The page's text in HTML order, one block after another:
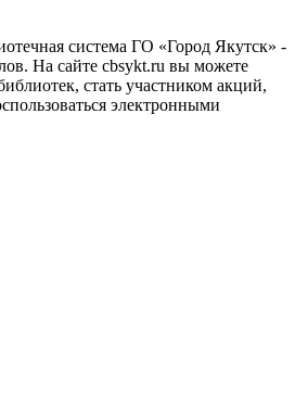
система ГО «Город Якутск» -
На сайте cbsykt.ru вы можете
стать участником акций,
электронными